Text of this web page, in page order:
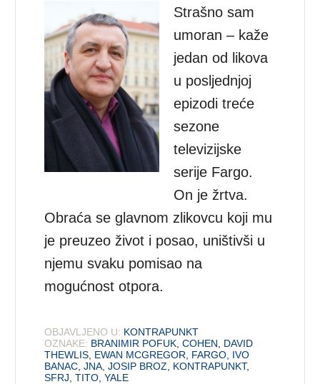
Strašno sam
umoran – kaže
jedan od likova
u posljednjoj
epizodi treće
sezone
televizijske
serije Fargo.
On je žrtva.
Obraća se glavnom zlikovcu koji mu
je preuzeo život i posao, uništivši u
njemu svaku pomisao na
mogućnost otpora.
OBJAVLJENO U: KONTRAPUNKT
OZNAKE: BRANIMIR POFUK ,COHEN
DAVID
THEWLIS EWAN MCGREGOR FARGO IVO
BANAC ,JNA ,JOSIP BROZ KONTRAPUNKT,
SFRJ ,TITO ,YALE